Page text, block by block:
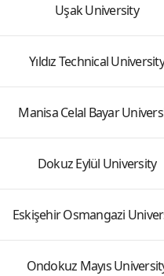
Uşak University
Yıldız Technical University
Manisa Celal Bayar
Dokuz Eylül University
Eskişehir Osmangazi
Ondokuz Mayıs